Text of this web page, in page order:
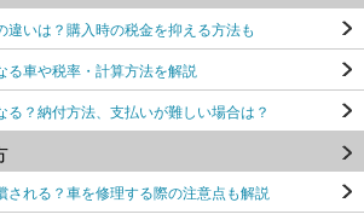
違いは？購入時の税金を抑える方法も
る車や税率・計算方法を解説
る？納付方法、支払いが難しい場合は？
される？車を修理する際の注意点も解説